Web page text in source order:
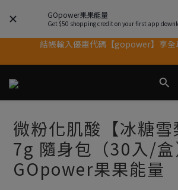
GOpower果果能量
Get $50 shopping credit on your first app
果果11歲慶｜App 下單享 5%
結帳輸入優惠代碼【gopower】享
11歲慶好禮｜買 500g/1kg 指定乳清2
果果11歲慶｜App 下單享 5%
微粉化肌酸【冰糖雪
7g 隨身包（30入/
GOpower果果能量